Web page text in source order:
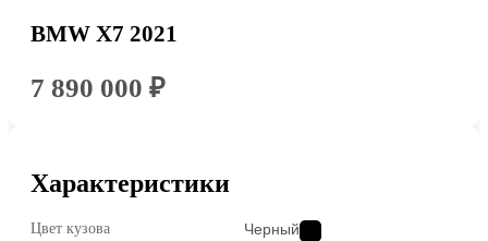
BMW X7 2021
7 890 000 ₽
Характеристики
Цвет кузова Черный